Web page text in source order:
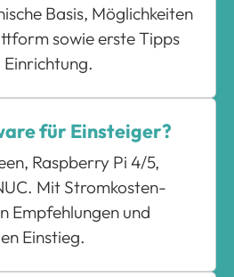
Basis, Möglichkeiten
sowie erste Tipps
für Einsteiger?
Raspberry Pi 4/5,
Mit Stromkosten-
Empfehlungen und
Einstieg.